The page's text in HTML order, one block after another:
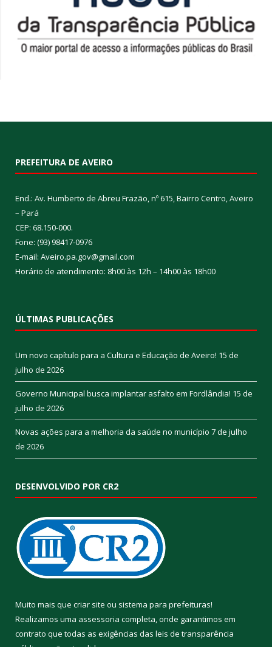
PREFEITURA DE AVEIRO
End.: Av. Humberto de Abreu Frazão, nº 615, Bairro Centro, Aveiro
– Pará
CEP: 68.150-000.
Fone: (93) 98417-0976
E-mail: Aveiro.pa.gov@gmail.com
Horário de atendimento: 8h00 às 12h – 14h00 às 18h00
ÚLTIMAS PUBLICAÇÕES
Um novo capítulo para a Cultura e Educação de Aveiro! 15 de
julho de 2026
Governo Municipal busca implantar asfalto em Fordlândia! 15 de
julho de 2026
Novas ações para a melhoria da saúde no município 7 de julho
de 2026
DESENVOLVIDO POR CR2
Muito mais que criar site ou sistema para prefeituras!
Realizamos uma assessoria completa, onde garantimos em
contrato que todas as exigências das leis de transparência